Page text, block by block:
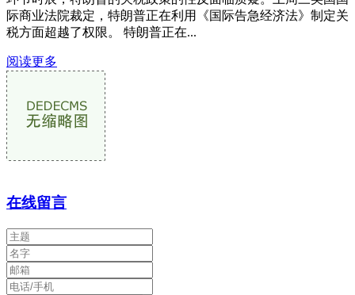
际商业法院裁定，特朗普正在利用《国际告急经济法》制定关
税方面超越了权限。 特朗普正在...
阅读更多
在线留言